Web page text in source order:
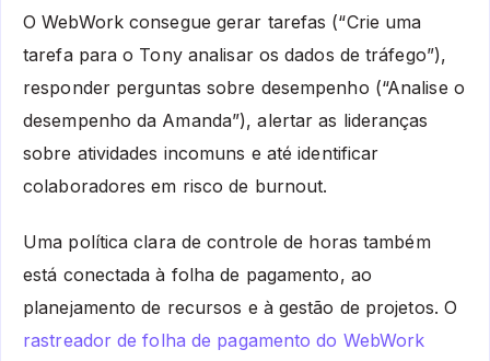
O WebWork consegue gerar tarefas (“Crie uma
tarefa para o Tony analisar os dados de tráfego”),
responder perguntas sobre desempenho (“Analise o
desempenho da Amanda”), alertar as lideranças
sobre atividades incomuns e até identificar
colaboradores em risco de burnout.
Uma política clara de controle de horas também
está conectada à folha de pagamento, ao
planejamento de recursos e à gestão de projetos. O
rastreador de folha de pagamento do WebWork